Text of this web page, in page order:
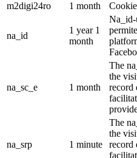
m2digi24ro 1 month
na_id
1 year 1
month
Na_id-
na_sc_e 1 month
The
the
record
na_srp 1 minute
The
the
record